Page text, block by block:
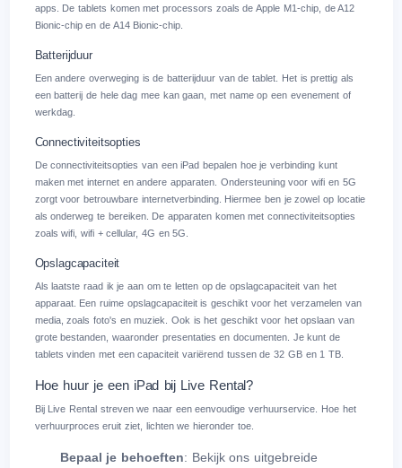
apps. De tablets komen met processors zoals de Apple M1-chip, de A12
Bionic-chip en de A14 Bionic-chip.
Batterijduur
Een andere overweging is de batterijduur van de tablet. Het is prettig als
een batterij de hele dag mee kan gaan, met name op een evenement of
werkdag.
Connectiviteitsopties
De connectiviteitsopties van een iPad bepalen hoe je verbinding kunt
maken met internet en andere apparaten. Ondersteuning voor wifi en 5G
zorgt voor betrouwbare internetverbinding. Hiermee ben je zowel op locatie
als onderweg te bereiken. De apparaten komen met connectiviteitsopties
zoals wifi, wifi + cellular, 4G en 5G.
Opslagcapaciteit
Als laatste raad ik je aan om te letten op de opslagcapaciteit van het
apparaat. Een ruime opslagcapaciteit is geschikt voor het verzamelen van
media, zoals foto's en muziek. Ook is het geschikt voor het opslaan van
grote bestanden, waaronder presentaties en documenten. Je kunt de
tablets vinden met een capaciteit variërend tussen de 32 GB en 1 TB.
Hoe huur je een iPad bij Live Rental?
Bij Live Rental streven we naar een eenvoudige verhuurservice. Hoe het
verhuurproces eruit ziet, lichten we hieronder toe.
Bepaal je behoeften: Bekijk ons uitgebreide